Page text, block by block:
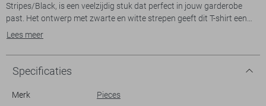
Stripes/Black, is een veelzijdig stuk dat perfect in jouw garderobe
past. Het ontwerp met zwarte en witte strepen geeft dit T-shirt een
moderne uitstraling. Gemaakt van 75% katoen en 25% polyester, biedt
dragen. De ronde hals en lange mouwen maken het ideaal voor elk
seizoen en houden je stijlvol warm op koelere dagen.
Het regular fit ontwerp zorgt voor een ontspannen uitstraling,
Lees meer
Specificaties
Merk
Pieces